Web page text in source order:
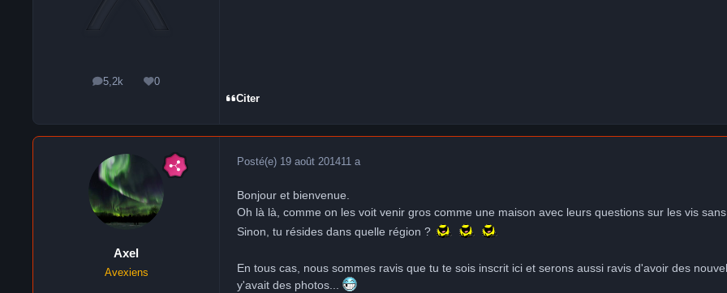
5,2k
messages0
Réputation
Citer
Axel
Avexiens
Posté(e) 19 août 201411 a
Bonjour et bienvenue.
Oh là là, comme on les voit venir gros comme une maison avec leurs questions sur les vis
Sinon, tu résides dans quelle région ?
En tous cas, nous sommes ravis que tu te sois inscrit ici et serons aussi ravis d'avoir des
y'avait des photos...